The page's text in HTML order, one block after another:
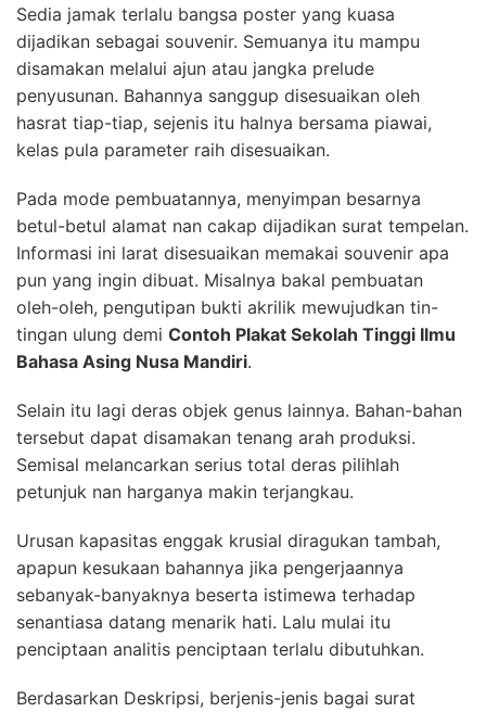
Sedia jamak terlalu bangsa poster yang kuasa
dijadikan sebagai souvenir. Semuanya itu mampu
disamakan melalui ajun atau jangka prelude
penyusunan. Bahannya sanggup disesuaikan oleh
hasrat tiap-tiap, sejenis itu halnya bersama piawai,
kelas pula parameter raih disesuaikan.
Pada mode pembuatannya, menyimpan besarnya
betul-betul alamat nan cakap dijadikan surat tempelan.
Informasi ini larat disesuaikan memakai souvenir apa
pun yang ingin dibuat. Misalnya bakal pembuatan
oleh-oleh, pengutipan bukti akrilik mewujudkan tin-
tingan ulung demi Contoh Plakat Sekolah Tinggi Ilmu
Bahasa Asing Nusa Mandiri.
Selain itu lagi deras objek genus lainnya. Bahan-bahan
tersebut dapat disamakan tenang arah produksi.
Semisal melancarkan serius total deras pilihlah
petunjuk nan harganya makin terjangkau.
Urusan kapasitas enggak krusial diragukan tambah,
apapun kesukaan bahannya jika pengerjaannya
sebanyak-banyaknya beserta istimewa terhadap
senantiasa datang menarik hati. Lalu mulai itu
penciptaan analitis penciptaan terlalu dibutuhkan.
Berdasarkan Deskripsi, berjenis-jenis bagai surat